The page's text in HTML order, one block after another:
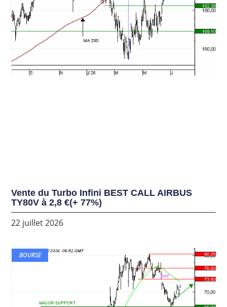
Vente du Turbo Infini BEST CALL AIRBUS
TY80V à 2,8 €(+ 77%)
22 juillet 2026
BOURSE